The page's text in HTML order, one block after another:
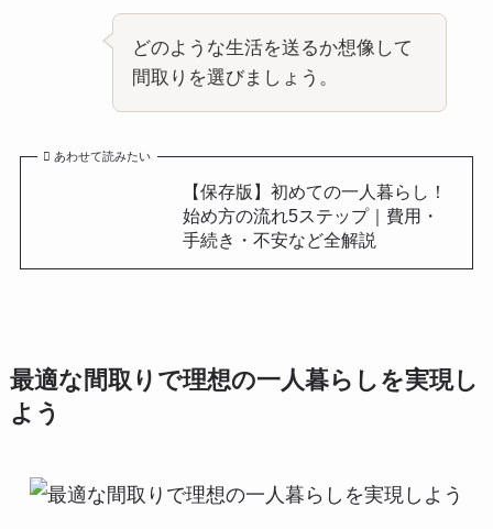
どのような生活を送るか想像して
間取りを選びましょう。
あわせて読みたい
【保存版】初めての一人暮らし！
始め方の流れ5ステップ｜費用・
手続き・不安など全解説
最適な間取りで理想の一人暮らしを実現し
よう